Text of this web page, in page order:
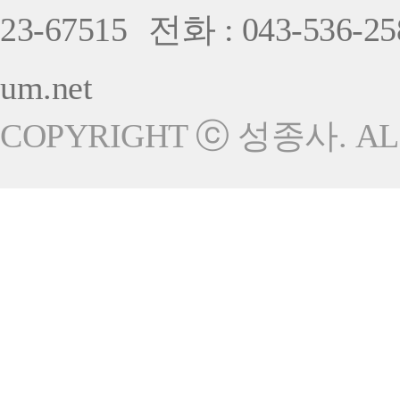
23-67515
전화 : 043-536-
um.net
COPYRIGHT ⓒ 성종사.